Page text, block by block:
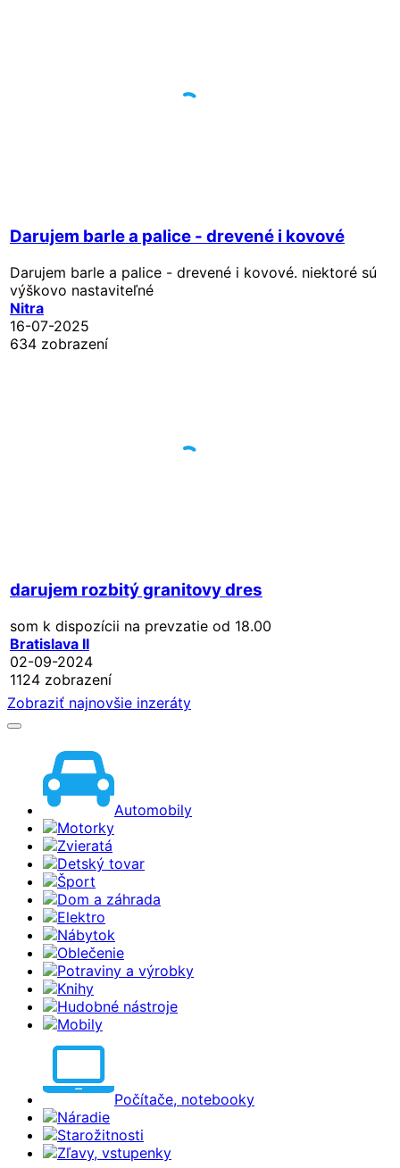
Darujem barle a palice - drevené i kovové
Darujem barle a palice - drevené i kovové. niektoré sú
výškovo nastaviteľné
Nitra
16-07-2025
634 zobrazení
darujem rozbitý granitovy dres
som k dispozícii na prevzatie od 18.00
Bratislava II
02-09-2024
1124 zobrazení
Zobraziť najnovšie inzeráty
Automobily
Motorky
Zvieratá
Detský tovar
Šport
Dom a záhrada
Elektro
Nábytok
Oblečenie
Potraviny a výrobky
Knihy
Hudobné nástroje
Mobily
Počítače, notebooky
Náradie
Starožitnosti
Zľavy, vstupenky